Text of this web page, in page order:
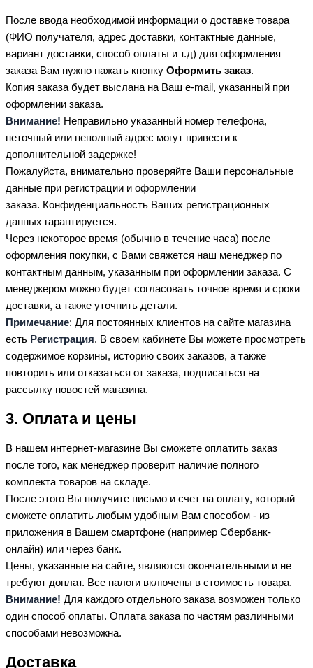
После ввода необходимой информации о доставке товара
(ФИО получателя, адрес доставки, контактные данные,
вариант доставки, способ оплаты и т.д) для оформления
заказа Вам нужно нажать кнопку Оформить заказ.
Копия заказа будет выслана на Ваш e-mail, указанный при
оформлении заказа.
Внимание! Неправильно указанный номер телефона,
неточный или неполный адрес могут привести к
дополнительной задержке!
Пожалуйста, внимательно проверяйте Ваши персональные
данные при регистрации и оформлении
заказа. Конфиденциальность Ваших регистрационных
данных гарантируется.
Через некоторое время (обычно в течение часа) после
оформления покупки, с Вами свяжется наш менеджер по
контактным данным, указанным при оформлении заказа. С
менеджером можно будет согласовать точное время и сроки
доставки, а также уточнить детали.
Примечание: Для постоянных клиентов на сайте магазина
есть Регистрация. В своем кабинете Вы можете просмотреть
содержимое корзины, историю своих заказов, а также
повторить или отказаться от заказа, подписаться на
рассылку новостей магазина.
3. Оплата и цены
В нашем интернет-магазине Вы сможете оплатить заказ
после того, как менеджер проверит наличие полного
комплекта товаров на складе.
После этого Вы получите письмо и счет на оплату, который
сможете оплатить любым удобным Вам способом - из
приложения в Вашем смартфоне (например Сбербанк-
онлайн) или через банк.
Цены, указанные на сайте, являются окончательными и не
требуют доплат. Все налоги включены в стоимость товара.
Внимание! Для каждого отдельного заказа возможен только
один способ оплаты. Оплата заказа по частям различными
способами невозможна.
Доставка